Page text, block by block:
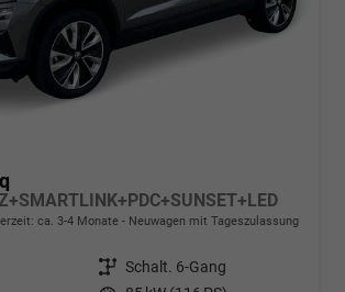
ca. 3-4 Monate Neuwagen mit Tageszulassung
Getriebe Schalt. 6-Gang